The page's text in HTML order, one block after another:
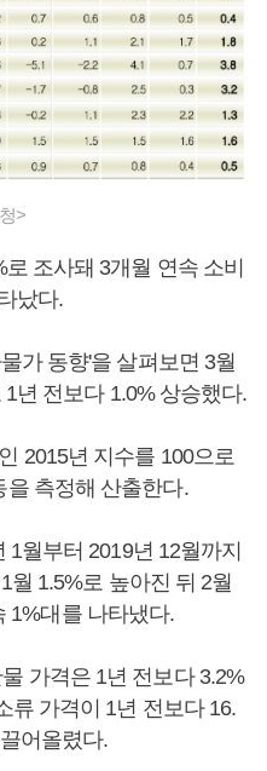
>
조사돼 3개월 연속 소비
났다.
가 동향'을 살펴보면 3월
년 전보다 1.0% 상승했다.
2015년 지수를 100으로
측정해 산출한다.
월부터 2019년 12월까지
월 1.5%로 높아진 뒤 2월
1%대를 나타냈다.
가격은 1년 전보다 3.2%
류 가격이 1년 전보다 16.
어올렸다.